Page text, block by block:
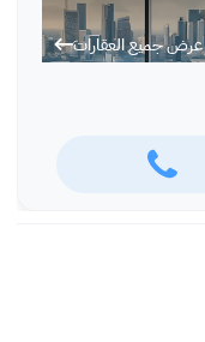
عرض جميع العقارات